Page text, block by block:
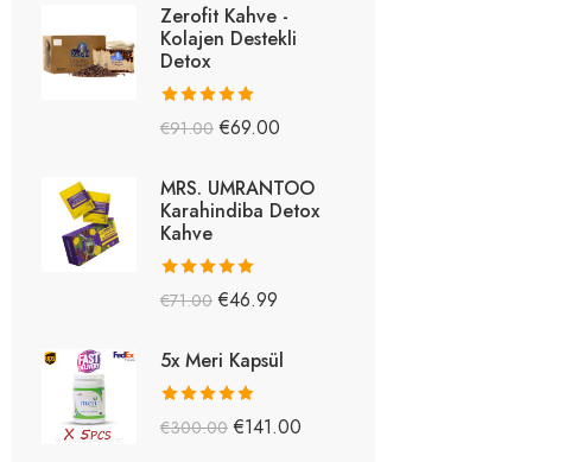
Zerofit Kahve -
Kolajen Destekli
Detox
5 üzerinden
€91.00 €69.00
MRS. UMRANTOO
Karahindiba Detox
Kahve
5 üzerinden
€71.00 €46.99
5x Meri Kapsül
5 üzerinden
€300.00 €141.00